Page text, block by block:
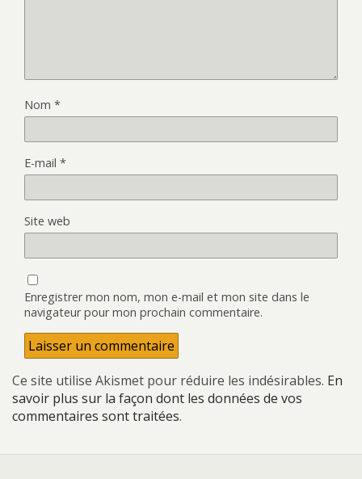
Nom *
E-mail *
Site web
Enregistrer mon nom, mon e-mail et mon site dans le
navigateur pour mon prochain commentaire.
Ce site utilise Akismet pour réduire les indésirables. En
savoir plus sur la façon dont les données de vos
commentaires sont traitées.